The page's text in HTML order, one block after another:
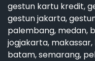
gestun kartu kredit,
gestun jakarta,
palembang, medan,
jogjakarta,
batam, semarang,